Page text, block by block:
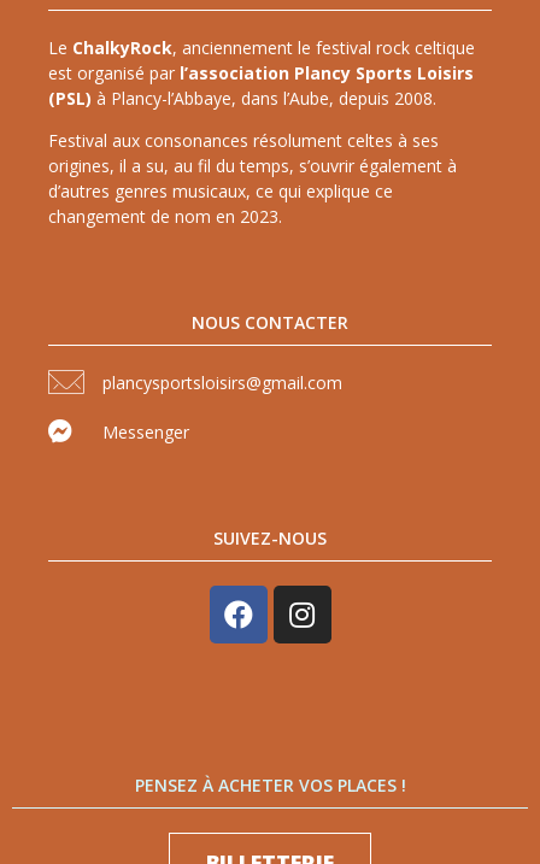
Le ChalkyRock, anciennement le festival rock celtique
est organisé par l’association Plancy Sports Loisirs
(PSL) à Plancy-l’Abbaye, dans l’Aube, depuis 2008.
Festival aux consonances résolument celtes à ses
origines, il a su, au fil du temps, s’ouvrir également à
d’autres genres musicaux, ce qui explique ce
changement de nom en 2023.
NOUS CONTACTER
plancysportsloisirs@gmail.com
Messenger
SUIVEZ-NOUS
PENSEZ À ACHETER VOS PLACES !